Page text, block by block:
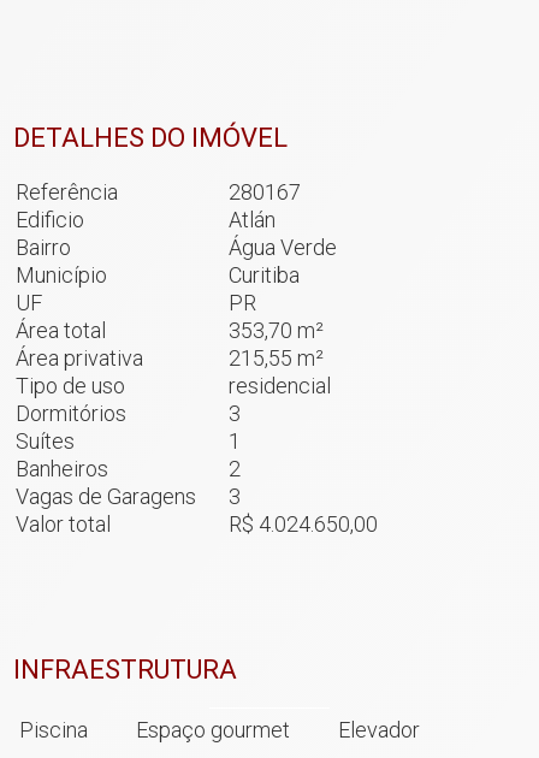
DETALHES DO IMÓVEL
Referência
280167
Edificio
Atlán
Bairro
Água Verde
Município
Curitiba
UF
PR
Área total
353,70 m²
Área privativa
215,55 m²
Tipo de uso
residencial
Dormitórios
3
Suítes
1
Banheiros
2
Vagas de Garagens
3
Valor total
R$ 4.024.650,00
INFRAESTRUTURA
Piscina Espaço gourmet
Elevador